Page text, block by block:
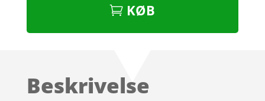
KØB
Beskrivelse